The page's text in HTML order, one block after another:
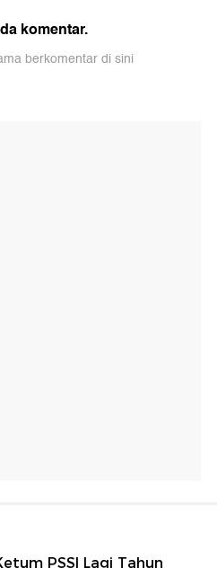
komentar.
berkomentar di sini
PSSI Lagi Tahun